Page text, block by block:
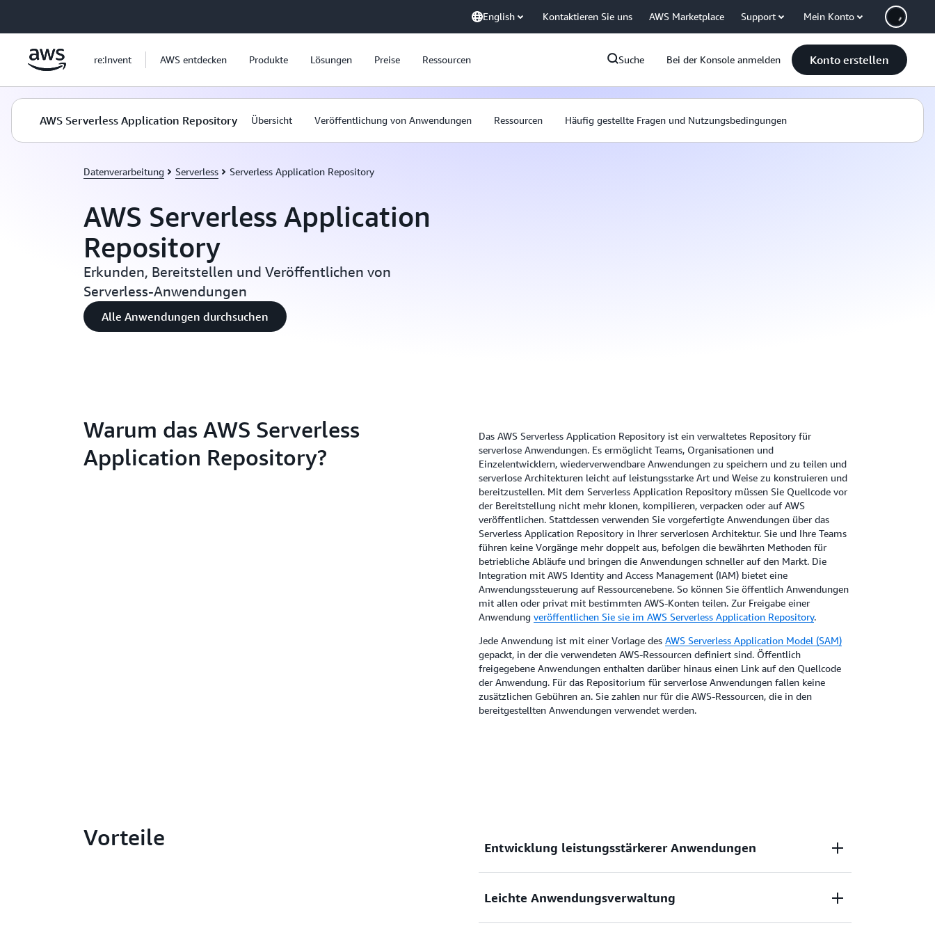
English Kontaktieren Sie uns AWS Marketplace Support Mein Konto
re:Invent AWS entdecken Produkte Lösungen Preise Ressourcen Suche Bei der Konsole anmelden Konto erstellen
AWS Serverless Application Repository Übersicht Veröffentlichung von Anwendungen Ressourcen Häufig gestellte Fragen und Nutzungsbedingungen
Datenverarbeitung Serverless Serverless Application Repository
AWS Serverless Application
Repository
Erkunden, Bereitstellen und Veröffentlichen von
Serverless-Anwendungen
Alle Anwendungen durchsuchen
Warum das AWS Serverless
Application Repository?
Das AWS Serverless Application Repository ist ein verwaltetes Repository für
serverlose Anwendungen. Es ermöglicht Teams, Organisationen und
Einzelentwicklern, wiederverwendbare Anwendungen zu speichern und zu teilen und
serverlose Architekturen leicht auf leistungsstarke Art und Weise zu konstruieren und
bereitzustellen. Mit dem Serverless Application Repository müssen Sie Quellcode vor
der Bereitstellung nicht mehr klonen, kompilieren, verpacken oder auf AWS
veröffentlichen. Stattdessen verwenden Sie vorgefertigte Anwendungen über das
Serverless Application Repository in Ihrer serverlosen Architektur. Sie und Ihre Teams
führen keine Vorgänge mehr doppelt aus, befolgen die bewährten Methoden für
betriebliche Abläufe und bringen die Anwendungen schneller auf den Markt. Die
Integration mit AWS Identity and Access Management (IAM) bietet eine
Anwendungssteuerung auf Ressourcenebene. So können Sie öffentlich Anwendungen
mit allen oder privat mit bestimmten AWS-Konten teilen. Zur Freigabe einer
Anwendung veröffentlichen Sie sie im AWS Serverless Application Repository.
Jede Anwendung ist mit einer Vorlage des AWS Serverless Application Model (SAM)
gepackt, in der die verwendeten AWS-Ressourcen definiert sind. Öffentlich
freigegebene Anwendungen enthalten darüber hinaus einen Link auf den Quellcode
der Anwendung. Für das Repositorium für serverlose Anwendungen fallen keine
zusätzlichen Gebühren an. Sie zahlen nur für die AWS-Ressourcen, die in den
bereitgestellten Anwendungen verwendet werden.
Vorteile Entwicklung leistungsstärkerer Anwendungen
Konstruieren Sie leicht serverlose Architekturen auf leistungsstarke Art
Leichte Anwendungsverwaltung